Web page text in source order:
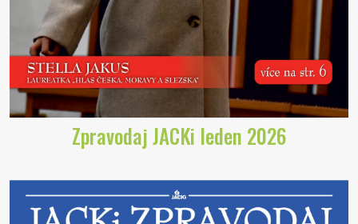
Zpravodaj JACKi leden 2026